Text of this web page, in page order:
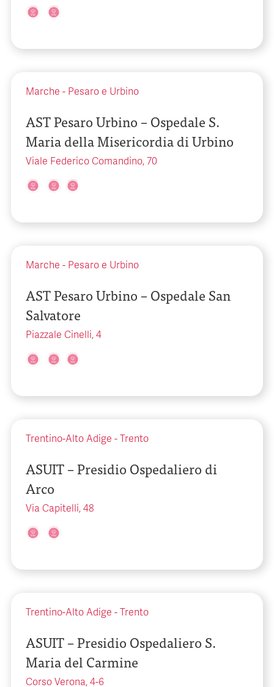
Marche - Pesaro e Urbino
AST Pesaro Urbino – Ospedale S.
Maria della Misericordia di Urbino
Viale Federico Comandino, 70
Marche - Pesaro e Urbino
AST Pesaro Urbino – Ospedale San
Salvatore
Piazzale Cinelli, 4
Trentino-Alto Adige - Trento
ASUIT – Presidio Ospedaliero di
Arco
Via Capitelli, 48
Trentino-Alto Adige - Trento
ASUIT – Presidio Ospedaliero S.
Maria del Carmine
Corso Verona, 4-6